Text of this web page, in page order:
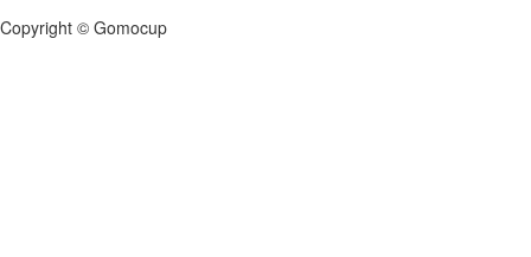
Copyright © Gomocup